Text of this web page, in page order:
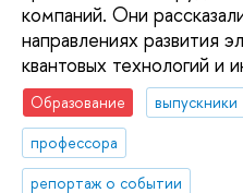
компаний. Они
направлениях развития
квантовых технологий и
Образование
выпускники
профессора
репортаж о событии